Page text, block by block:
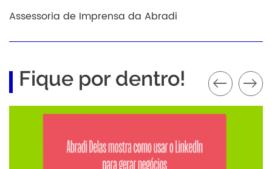
Assessoria de Imprensa da Abradi
Fique por dentro!